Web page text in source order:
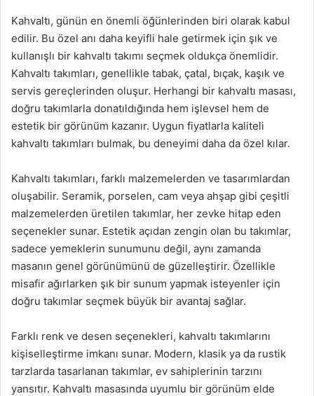
Kahvaltı, günün en önemli öğünlerinden biri olarak kabul
edilir. Bu özel anı daha keyifli hale getirmek için şık ve
kullanışlı bir kahvaltı takımı seçmek oldukça önemlidir.
Kahvaltı takımları, genellikle tabak, çatal, bıçak, kaşık ve
servis gereçlerinden oluşur. Herhangi bir kahvaltı masası,
doğru takımlarla donatıldığında hem işlevsel hem de
estetik bir görünüm kazanır. Uygun fiyatlarla kaliteli
kahvaltı takımları bulmak, bu deneyimi daha da özel kılar.
Kahvaltı takımları, farklı malzemelerden ve tasarımlardan
oluşabilir. Seramik, porselen, cam veya ahşap gibi çeşitli
malzemelerden üretilen takımlar, her zevke hitap eden
seçenekler sunar. Estetik açıdan zengin olan bu takımlar,
sadece yemeklerin sunumunu değil, aynı zamanda
masanın genel görünümünü de güzelleştirir. Özellikle
misafir ağırlarken şık bir sunum yapmak isteyenler için
doğru takımlar seçmek büyük bir avantaj sağlar.
Farklı renk ve desen seçenekleri, kahvaltı takımlarını
kişiselleştirme imkanı sunar. Modern, klasik ya da rustik
tarzlarda tasarlanan takımlar, ev sahiplerinin tarzını
yansıtır. Kahvaltı masasında uyumlu bir görünüm elde